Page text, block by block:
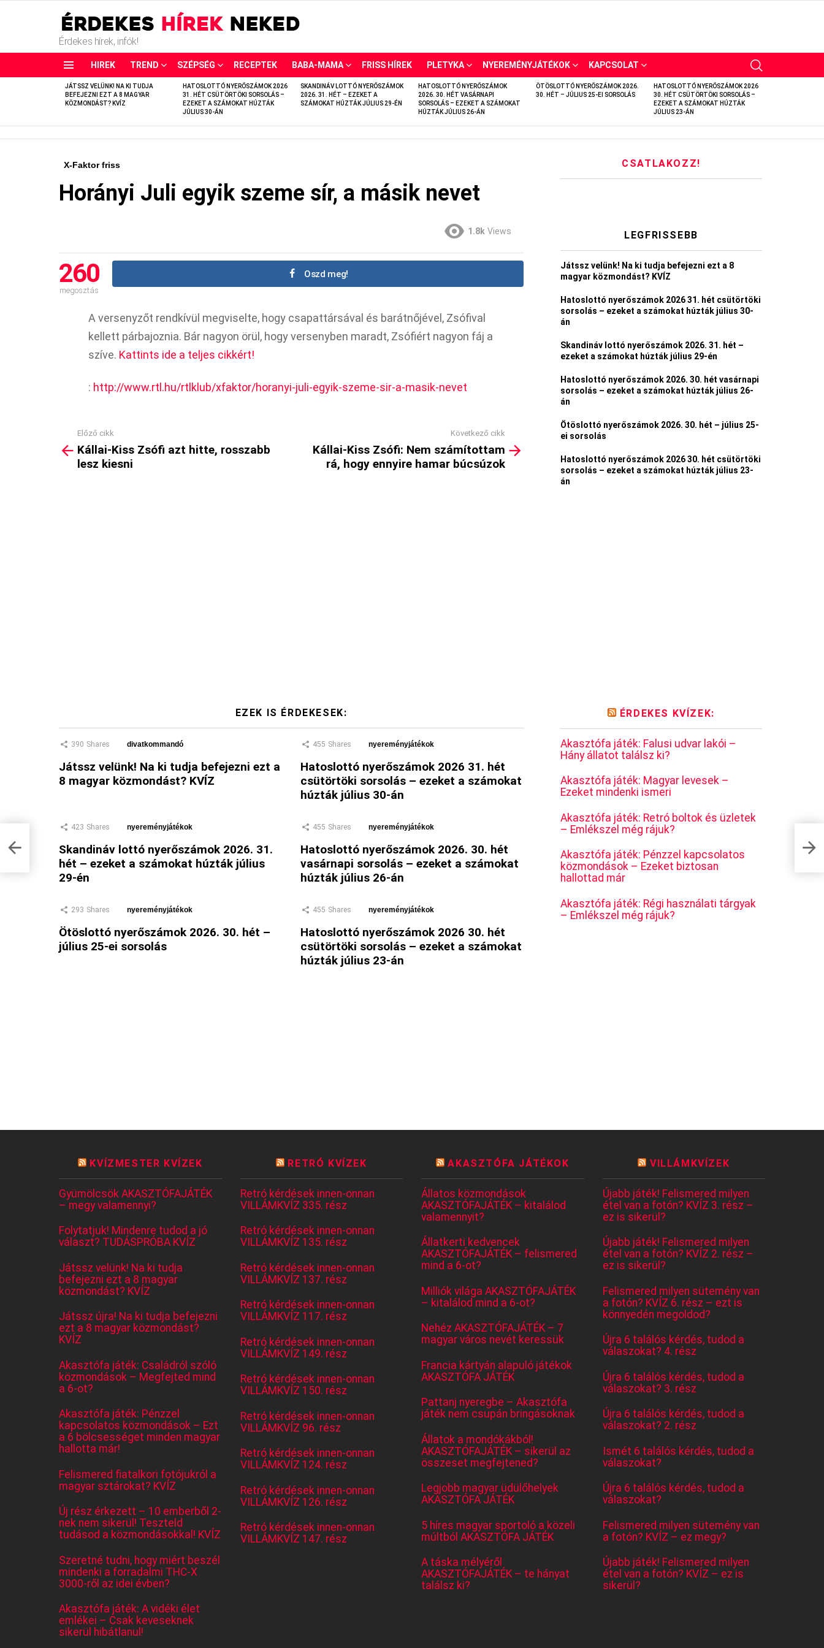
Érdekes hírek, infók!
HIREK TREND SZÉPSÉG RECEPTEK BABA-MAMA FRISS HÍREK PLETYKA NYEREMÉNYJÁTÉKOK KAPCSOLAT
LATEST
STORIES
JÁTSSZ VELÜNK! NA KI TUDJA
BEFEJEZNI EZT A 8 MAGYAR
KÖZMONDÁST? KVÍZ
HATOSLOTTÓ NYERŐSZÁMOK 2026
31. HÉT CSÜTÖRTÖKI SORSOLÁS –
EZEKET A SZÁMOKAT HÚZTÁK
JÚLIUS 30-ÁN
SKANDINÁV LOTTÓ NYERŐSZÁMOK
2026. 31. HÉT – EZEKET A
SZÁMOKAT HÚZTÁK JÚLIUS 29-ÉN
HATOSLOTTÓ NYERŐSZÁMOK
2026. 30. HÉT VASÁRNAPI
SORSOLÁS – EZEKET A SZÁMOKAT
HÚZTÁK JÚLIUS 26-ÁN
ÖTÖSLOTTÓ NYERŐSZÁMOK 2026.
30. HÉT – JÚLIUS 25-EI SORSOLÁS
HATOSLOTTÓ NYERŐSZÁMOK 2026
30. HÉT CSÜTÖRTÖKI SORSOLÁS –
EZEKET A SZÁMOKAT HÚZTÁK
JÚLIUS 23-ÁN
X-Faktor friss
Horányi Juli egyik szeme sír, a másik nevet
1.8k Views
260
megosztás
Oszd meg!
A versenyzőt rendkívül megviselte, hogy csapattársával és barátnőjével, Zsófival
kellett párbajoznia. Bár nagyon örül, hogy versenyben maradt, Zsófiért nagyon fáj a
szíve. Kattints ide a teljes cikkért!
: http://www.rtl.hu/rtlklub/xfaktor/horanyi-juli-egyik-szeme-sir-a-masik-nevet
more
Előző cikk
Kállai-Kiss Zsófi azt hitte, rosszabb
lesz kiesni
Következő cikk
Kállai-Kiss Zsófi: Nem számítottam
rá, hogy ennyire hamar búcsúzok
EZEK IS ÉRDEKESEK:
390 Shares divatkommandó
Játssz velünk! Na ki tudja befejezni ezt a
8 magyar közmondást? KVÍZ
455 Shares nyereményjátékok
Hatoslottó nyerőszámok 2026 31. hét
csütörtöki sorsolás – ezeket a számokat
húzták július 30-án
423 Shares nyereményjátékok
Skandináv lottó nyerőszámok 2026. 31.
hét – ezeket a számokat húzták július
29-én
455 Shares nyereményjátékok
Hatoslottó nyerőszámok 2026. 30. hét
vasárnapi sorsolás – ezeket a számokat
húzták július 26-án
293 Shares nyereményjátékok
Ötöslottó nyerőszámok 2026. 30. hét –
július 25-ei sorsolás
455 Shares nyereményjátékok
Hatoslottó nyerőszámok 2026 30. hét
csütörtöki sorsolás – ezeket a számokat
húzták július 23-án
CSATLAKOZZ!
LEGFRISSEBB
Játssz velünk! Na ki tudja befejezni ezt a 8
magyar közmondást? KVÍZ
Hatoslottó nyerőszámok 2026 31. hét csütörtöki
sorsolás – ezeket a számokat húzták július 30-
án
Skandináv lottó nyerőszámok 2026. 31. hét –
ezeket a számokat húzták július 29-én
Hatoslottó nyerőszámok 2026. 30. hét vasárnapi
sorsolás – ezeket a számokat húzták július 26-
án
Ötöslottó nyerőszámok 2026. 30. hét – július 25-
ei sorsolás
Hatoslottó nyerőszámok 2026 30. hét csütörtöki
sorsolás – ezeket a számokat húzták július 23-
án
ÉRDEKES KVÍZEK:
Akasztófa játék: Falusi udvar lakói –
Hány állatot találsz ki?
Akasztófa játék: Magyar levesek –
Ezeket mindenki ismeri
Akasztófa játék: Retró boltok és üzletek
– Emlékszel még rájuk?
Akasztófa játék: Pénzzel kapcsolatos
közmondások – Ezeket biztosan
hallottad már
Akasztófa játék: Régi használati tárgyak
– Emlékszel még rájuk?
KVÍZMESTER KVÍZEK
Gyümölcsök AKASZTÓFAJÁTÉK
– megy valamennyi?
Folytatjuk! Mindenre tudod a jó
választ? TUDÁSPRÓBA KVÍZ
Játssz velünk! Na ki tudja
befejezni ezt a 8 magyar
közmondást? KVÍZ
Játssz újra! Na ki tudja befejezni
ezt a 8 magyar közmondást?
KVÍZ
Akasztófa játék: Családról szóló
közmondások – Megfejted mind
a 6-ot?
Akasztófa játék: Pénzzel
kapcsolatos közmondások – Ezt
a 6 bölcsességet minden magyar
hallotta már!
Felismered fiatalkori fotójukról a
magyar sztárokat? KVÍZ
Új rész érkezett – 10 emberből 2-
nek nem sikerül! Teszteld
tudásod a közmondásokkal! KVÍZ
Szeretné tudni, hogy miért beszél
mindenki a forradalmi THC-X
3000-ről az idei évben?
Akasztófa játék: A vidéki élet
emlékei – Csak keveseknek
sikerül hibátlanul!
RETRÓ KVÍZEK
Retró kérdések innen-onnan
VILLÁMKVÍZ 335. rész
Retró kérdések innen-onnan
VILLÁMKVÍZ 135. rész
Retró kérdések innen-onnan
VILLÁMKVÍZ 137. rész
Retró kérdések innen-onnan
VILLÁMKVÍZ 117. rész
Retró kérdések innen-onnan
VILLÁMKVÍZ 149. rész
Retró kérdések innen-onnan
VILLÁMKVÍZ 150. rész
Retró kérdések innen-onnan
VILLÁMKVÍZ 96. rész
Retró kérdések innen-onnan
VILLÁMKVÍZ 124. rész
Retró kérdések innen-onnan
VILLÁMKVÍZ 126. rész
Retró kérdések innen-onnan
VILLÁMKVÍZ 147. rész
AKASZTÓFA JÁTÉKOK
Állatos közmondások
AKASZTÓFAJÁTÉK – kitalálod
valamennyit?
Állatkerti kedvencek
AKASZTÓFAJÁTÉK – felismered
mind a 6-ot?
Milliók világa AKASZTÓFAJÁTÉK
– kitalálod mind a 6-ot?
Nehéz AKASZTÓFAJÁTÉK – 7
magyar város nevét keressük
Francia kártyán alapuló játékok
AKASZTÓFA JÁTÉK
Pattanj nyeregbe – Akasztófa
játék nem csupán bringásoknak
Állatok a mondókákból!
AKASZTÓFAJÁTÉK – sikerül az
összeset megfejtened?
Legjobb magyar üdülőhelyek
AKASZTÓFA JÁTÉK
5 híres magyar sportoló a közeli
múltból AKASZTÓFA JÁTÉK
A táska mélyéről
AKASZTÓFAJÁTÉK – te hányat
találsz ki?
VILLÁMKVÍZEK
Újabb játék! Felismered milyen
étel van a fotón? KVÍZ 3. rész –
ez is sikerül?
Újabb játék! Felismered milyen
étel van a fotón? KVÍZ 2. rész –
ez is sikerül?
Felismered milyen sütemény van
a fotón? KVÍZ 6. rész – ezt is
könnyedén megoldod?
Újra 6 találós kérdés, tudod a
válaszokat? 4. rész
Újra 6 találós kérdés, tudod a
válaszokat? 3. rész
Újra 6 találós kérdés, tudod a
válaszokat? 2. rész
Ismét 6 találós kérdés, tudod a
válaszokat?
Újra 6 találós kérdés, tudod a
válaszokat?
Felismered milyen sütemény van
a fotón? KVÍZ – ez megy?
Újabb játék! Felismered milyen
étel van a fotón? KVÍZ – ez is
sikerül?